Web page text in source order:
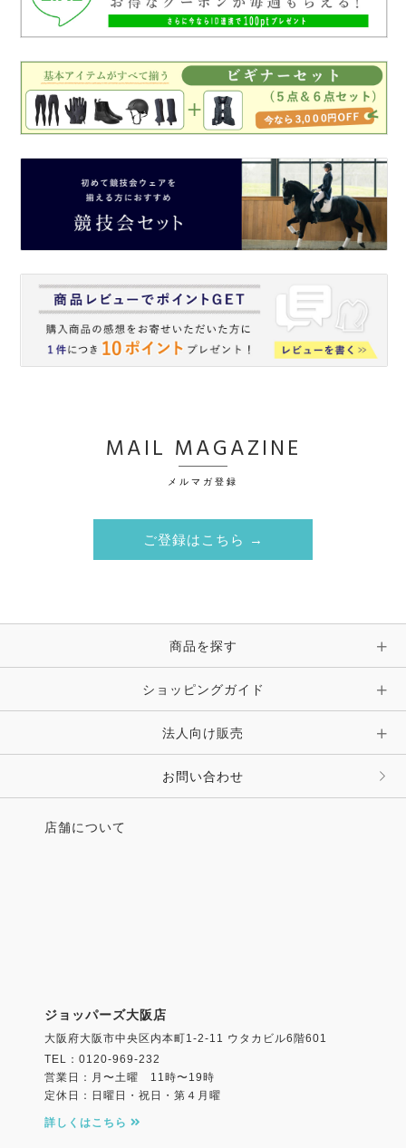
MAIL MAGAZINE
メルマガ登録
ご登録はこちら →
商品を探す
ショッピングガイド
法人向け販売
お問い合わせ
店舗について
ジョッパーズ大阪店
大阪府大阪市中央区内本町1-2-11 ウタカビル6階601
TEL：0120-969-232
営業日：月〜土曜 11時〜19時
定休日：日曜日・祝日・第４月曜
詳しくはこちら